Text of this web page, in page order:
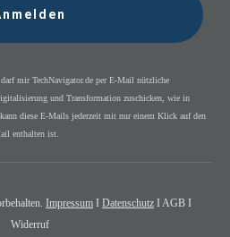
mir TechNavigator.de per E-Mail nützliche
und Transformation zuschicken, wie in
diese E-Mails jederzeit mit nur einem Klick auf den
enthalten ist.
Impressum I Datenschutz I AGB I
Widerruf